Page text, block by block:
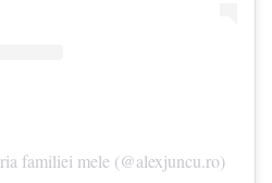
familiei mele (@alexjuncu.ro)